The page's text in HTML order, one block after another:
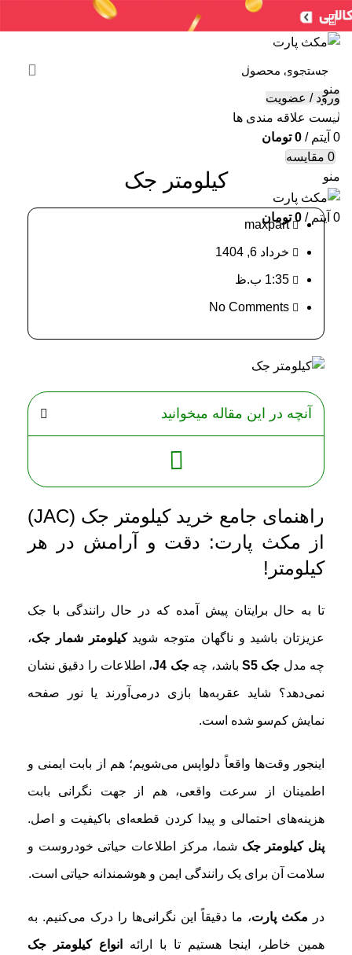
ورود / عضویت
لیست علاقه مندی ها
0 آیتم /
0 تومان
0 مقایسه
منو
0 آیتم /
0 تومان
منو
وبلاگ
خانه قطعات خودرو
کیلومتر جک
maxpart
خرداد 6, 1404
1:35 ب.ظ
No Comments
آنچه در این مقاله میخوانید
راهنمای جامع خرید کیلومتر جک (JAC)
از مکث پارت: دقت و آرامش در هر
کیلومتر!
تا به حال برایتان پیش آمده که در حال رانندگی با جک
عزیزتان باشید و ناگهان متوجه شویدکیلومتر شمار جک،
چه مدل جک S5 باشد، چهجک J4 ، اطلاعات را دقیق نشان
نمی‌دهد؟ شاید عقربه‌ها بازی درمی‌آورند یا نور صفحه
نمایش کم‌سو شده است.
اینجور وقت‌ها واقعاً دلواپس می‌شویم؛ هم از بابت ایمنی و
اطمینان از سرعت واقعی، هم از جهت نگرانی بابت
هزینه‌های احتمالی و پیدا کردن قطعه‌ای باکیفیت و اصل.
پنل کیلومتر جک شما، مرکز اطلاعات حیاتی خودروست و
سلامت آن برای یک رانندگی ایمن و هوشمندانه حیاتی است.
در مکث پارت، ما دقیقاً این نگرانی‌ها را درک می‌کنیم. به
همین خاطر، اینجا هستیم تا با ارائه انواع کیلومتر جک
سنسورها لوازم جانبی
ایسیو خودروهای چینی
شمع / وایر شمع